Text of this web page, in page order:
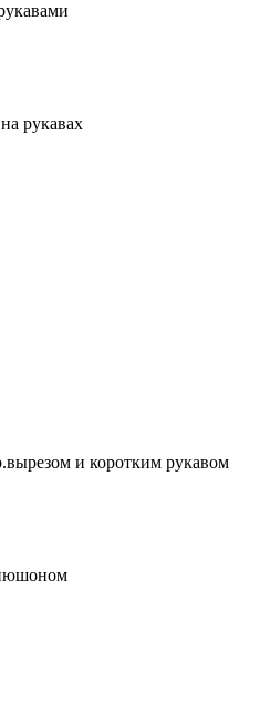
рукавах
и коротким рукавом